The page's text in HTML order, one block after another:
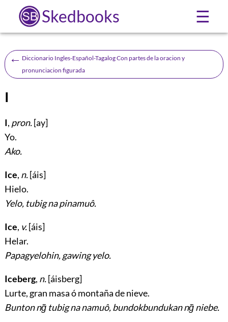
Skedbooks ☰
← Diccionario Ingles-Español-Tagalog Con partes de la oracion y
pronunciacion figurada
I
I, pron.[ay]
Yo.
Ako.
Ice, n.[áis]
Hielo.
Yelo, tubig na pinamuô.
Ice, v.[áis]
Helar.
Papagyelohin, gawing yelo.
Iceberg, n.[áisberg]
Lurte, gran masa ó montaña de nieve.
Bunton ng̃ tubig na namuô, bundokbundukan ng̃ niebe.